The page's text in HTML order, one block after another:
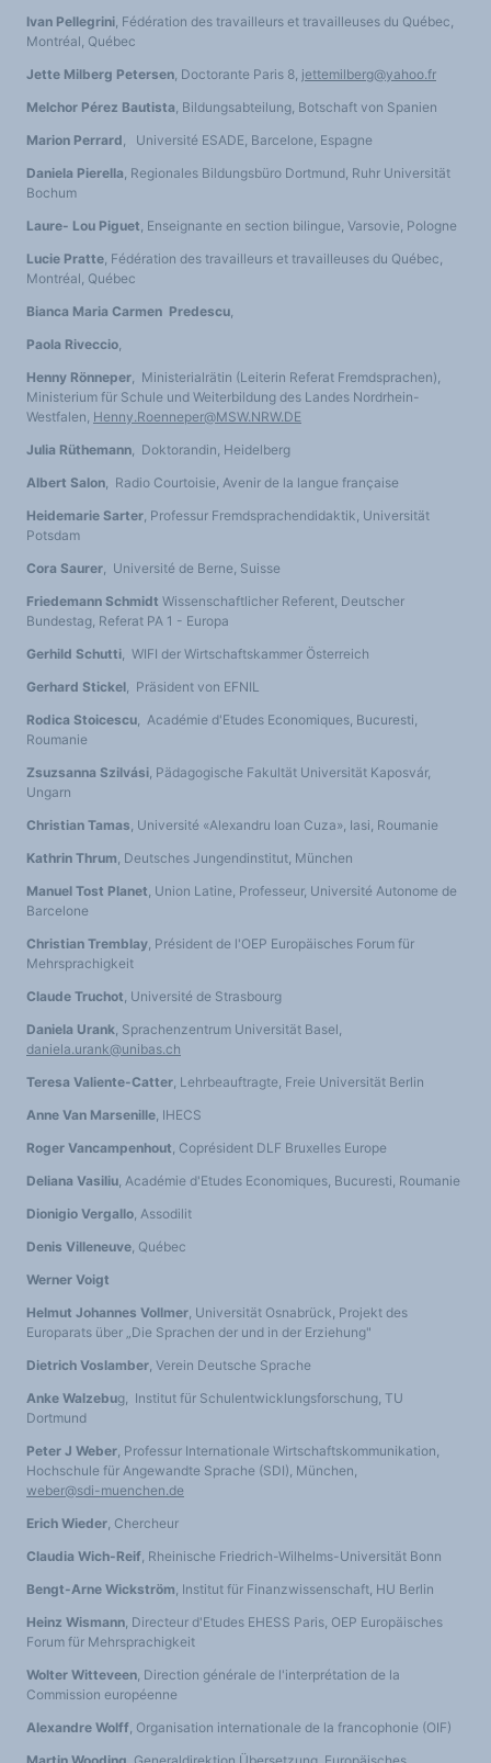
Ivan Pellegrini, Fédération des travailleurs et travailleuses du Québec,
Montréal, Québec
Jette Milberg Petersen, Doctorante Paris 8, jettemilberg@yahoo.fr
Melchor Pérez Bautista, Bildungsabteilung, Botschaft von Spanien
Marion Perrard, Université ESADE, Barcelone, Espagne
Daniela Pierella, Regionales Bildungsbüro Dortmund, Ruhr Universität
Bochum
Laure- Lou Piguet, Enseignante en section bilingue, Varsovie, Pologne
Lucie Pratte, Fédération des travailleurs et travailleuses du Québec,
Montréal, Québec
Bianca Maria Carmen Predescu,
Paola Riveccio,
Henny Rönneper, Ministerialrätin (Leiterin Referat Fremdsprachen),
Ministerium für Schule und Weiterbildung des Landes Nordrhein-
Westfalen, Henny.Roenneper@MSW.NRW.DE
Julia Rüthemann, Doktorandin, Heidelberg
Albert Salon, Radio Courtoisie, Avenir de la langue française
Heidemarie Sarter, Professur Fremdsprachendidaktik, Universität
Potsdam
Cora Saurer, Université de Berne, Suisse
Friedemann Schmidt Wissenschaftlicher Referent, Deutscher
Bundestag, Referat PA 1 - Europa
Gerhild Schutti, WIFI der Wirtschaftskammer Österreich
Gerhard Stickel, Präsident von EFNIL
Rodica Stoicescu, Académie d'Etudes Economiques, Bucuresti,
Roumanie
Zsuzsanna Szilvási, Pädagogische Fakultät Universität Kaposvár,
Ungarn
Christian Tamas, Université «Alexandru Ioan Cuza», Iasi, Roumanie
Kathrin Thrum, Deutsches Jungendinstitut, München
Manuel Tost Planet, Union Latine, Professeur, Université Autonome de
Barcelone
Christian Tremblay, Président de l'OEP Europäisches Forum für
Mehrsprachigkeit
Claude Truchot, Université de Strasbourg
Daniela Urank, Sprachenzentrum Universität Basel,
daniela.urank@unibas.ch
Teresa Valiente-Catter, Lehrbeauftragte, Freie Universität Berlin
Anne Van Marsenille, IHECS
Roger Vancampenhout, Coprésident DLF Bruxelles Europe
Deliana Vasiliu, Académie d'Etudes Economiques, Bucuresti, Roumanie
Dionigio Vergallo, Assodilit
Denis Villeneuve, Québec
Werner Voigt
Helmut Johannes Vollmer, Universität Osnabrück, Projekt des
Europarats über „Die Sprachen der und in der Erziehung"
Dietrich Voslamber, Verein Deutsche Sprache
Anke Walzebug, Institut für Schulentwicklungsforschung, TU
Dortmund
Peter J Weber, Professur Internationale Wirtschaftskommunikation,
Hochschule für Angewandte Sprache (SDI), München,
weber@sdi-muenchen.de
Erich Wieder, Chercheur
Claudia Wich-Reif, Rheinische Friedrich-Wilhelms-Universität Bonn
Bengt-Arne Wickström, Institut für Finanzwissenschaft, HU Berlin
Heinz Wismann, Directeur d'Etudes EHESS Paris, OEP Europäisches
Forum für Mehrsprachigkeit
Wolter Witteveen, Direction générale de l'interprétation de la
Commission européenne
Alexandre Wolff, Organisation internationale de la francophonie (OIF)